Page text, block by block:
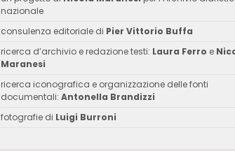
nazionale
consulenza editoriale di Pier Vittorio Buffa
ricerca d’archivio e redazione testi: Laura Ferro e
Maranesi
ricerca iconografica e organizzazione delle fonti
documentali: Antonella Brandizzi
fotografie di Luigi Burroni